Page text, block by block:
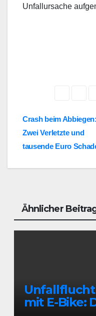
Unfallursache
Crash beim Abbiegen:
Zwei Verletzte und
tausende Euro
Ähnlicher
Unfallflucht
mit E-Bike: